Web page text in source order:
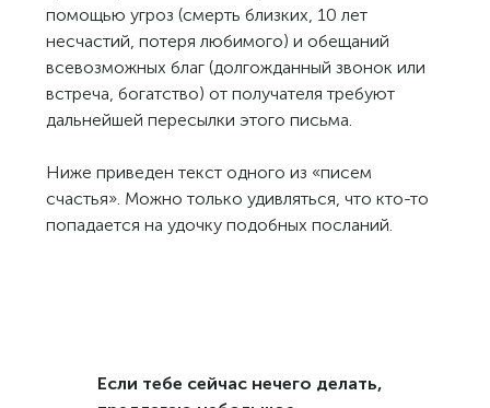
помощью угроз (смерть близких, 10 лет
несчастий, потеря любимого) и обещаний
всевозможных благ (долгожданный звонок или
встреча, богатство) от получателя требуют
дальнейшей пересылки этого письма.
Ниже приведен текст одного из «писем
счастья». Можно только удивляться, что кто-то
попадается на удочку подобных посланий.
Если тебе сейчас нечего делать,